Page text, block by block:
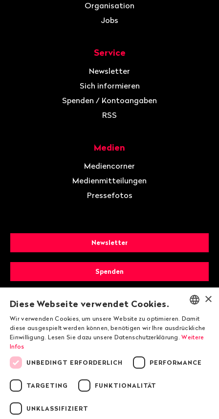
Organisation
Jobs
Service
Newsletter
Sich informieren
Spenden / Kontoangaben
RSS
Medien
Mediencorner
Medienmitteilungen
Pressefotos
Newsletter
Spenden
Mitglied werden
© 2026 Public Eye
ENGLISH
DEUTSCH
×
Diese Webseite verwendet Cookies.
Wir verwenden Cookies, um unsere Website zu optimieren. Damit
diese ausgespielt werden können, benötigen wir Ihre ausdrückliche
Einwilligung. Lesen Sie dazu unsere Datenschutzerklärung. Weitere
Infos
UNBEDINGT ERFORDERLICH PERFORMANCE
TARGETING FUNKTIONALITÄT
UNKLASSIFIZIERT